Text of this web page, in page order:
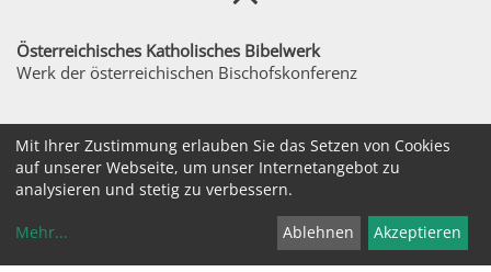
Österreichisches Katholisches Bibelwerk
Werk der österreichischen Bischofskonferenz
sekretariat@bibelwerk.at
+43 / 1 / 516111560
Bräunerstraße 3/1. Stock, 1010 Wien
Mit Ihrer Zustimmung erlauben Sie das Setzen von Cookies
auf unserer Webseite, um unser Internetangebot zu
analysieren und stetig zu verbessern.
Mehr... Ablehnen Akzeptieren